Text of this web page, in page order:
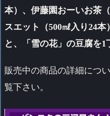
本）、伊藤園おーいお茶
スエット（500㎖入り24
と、「雪の花」の豆腐を1
販売中の商品の詳細につ
覧下さい。